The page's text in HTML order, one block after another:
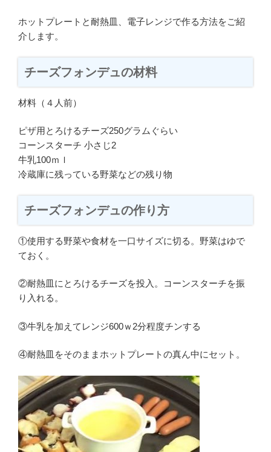
ホットプレートと耐熱皿、電子レンジで作る方法をご紹
介します。
チーズフォンデュの材料
材料（４人前）
ピザ用とろけるチーズ250グラムぐらい
コーンスターチ 小さじ2
牛乳100ｍｌ
冷蔵庫に残っている野菜などの残り物
チーズフォンデュの作り方
①使用する野菜や食材を一口サイズに切る。野菜はゆで
ておく。
②耐熱皿にとろけるチーズを投入。コーンスターチを振
り入れる。
③牛乳を加えてレンジ600ｗ2分程度チンする
④耐熱皿をそのままホットプレートの真ん中にセット。